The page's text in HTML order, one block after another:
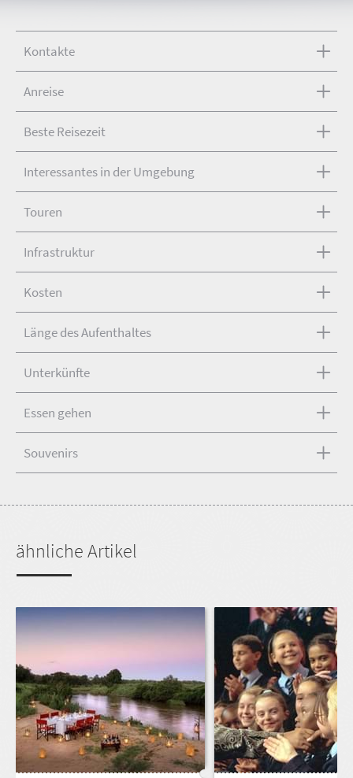
Kontakte
Anreise
Beste Reisezeit
Interessantes in der Umgebung
Touren
Infrastruktur
Kosten
Länge des Aufenthaltes
Unterkünfte
Essen gehen
Souvenirs
ähnliche Artikel